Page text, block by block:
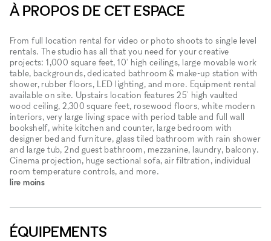
À PROPOS DE CET ESPACE
From full location rental for video or photo shoots to single level
rentals. The studio has all that you need for your creative
projects: 1,000 square feet, 10' high ceilings, large movable work
table, backgrounds, dedicated bathroom & make-up station with
shower, rubber floors, LED lighting, and more. Equipment rental
available on site. Upstairs location features 25' high vaulted
wood ceiling, 2,300 square feet, rosewood floors, white modern
interiors, very large living space with period table and full wall
bookshelf, white kitchen and counter, large bedroom with
designer bed and furniture, glass tiled bathroom with rain shower
and large tub, 2nd guest bathroom, mezzanine, laundry, balcony.
Cinema projection, huge sectional sofa, air filtration, individual
room temperature controls, and more.
lire moins
ÉQUIPEMENTS